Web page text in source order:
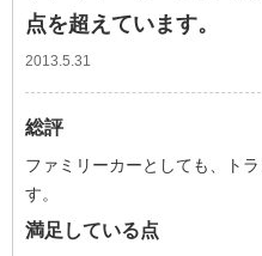
点を超えています。
2013.5.31
総評
ファミリーカーとしても、ト
す。
満足している点